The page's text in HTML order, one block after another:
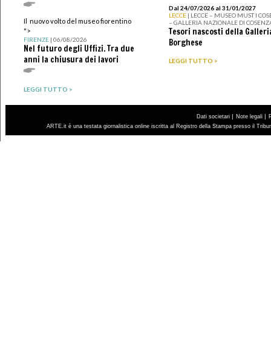
Il nuovo volto del museo fiorentino
">
FIRENZE| 06/08/2026
Nel futuro degli Uffizi. Tra due
anni la chiusura dei lavori
LEGGI TUTTO >
Dal 24/07/2026 al 31/01/2027
LECCE | LECCE – MUSEO MUST I
– GALLERIA NAZIONALE DI
Tesori nascosti della
Borghese
LEGGI TUTTO >
Dati societari | Note legali |
ARTE.it è una testata giornalistica online iscritta al Registro della Stampa presso il